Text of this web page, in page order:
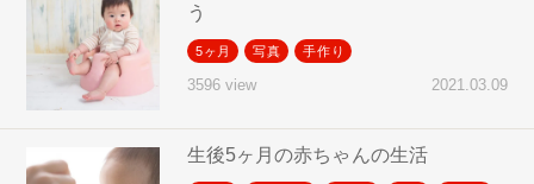
う
5ヶ月 写真 手作り
3596 view 2021.03.09
生後5ヶ月の赤ちゃんの生活